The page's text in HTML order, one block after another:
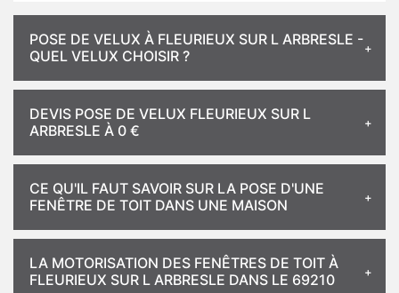
POSE DE VELUX À FLEURIEUX SUR L ARBRESLE -
QUEL VELUX CHOISIR ?
DEVIS POSE DE VELUX FLEURIEUX SUR L
ARBRESLE À 0 €
CE QU'IL FAUT SAVOIR SUR LA POSE D'UNE
FENÊTRE DE TOIT DANS UNE MAISON
LA MOTORISATION DES FENÊTRES DE TOIT À
FLEURIEUX SUR L ARBRESLE DANS LE 69210